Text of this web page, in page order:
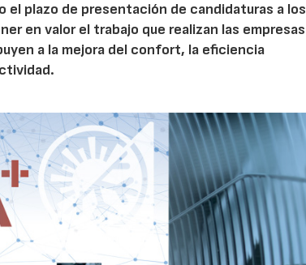
el plazo de presentación de candidaturas a los
en valor el trabajo que realizan las empresas
a la mejora del confort, la eficiencia